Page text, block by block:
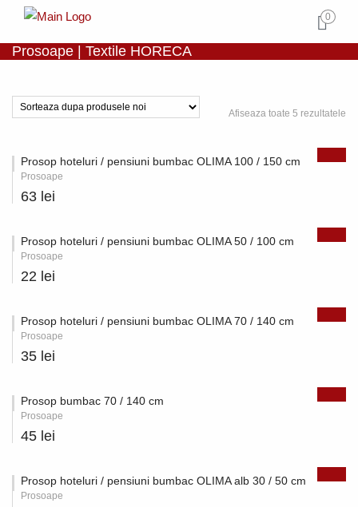
0
Prosoape | Textile HORECA
Afiseaza toate 5 rezultatele
Prosop hoteluri / pensiuni bumbac OLIMA 100 / 150 cm
Prosoape
63 lei
Prosop hoteluri / pensiuni bumbac OLIMA 50 / 100 cm
Prosoape
22 lei
Prosop hoteluri / pensiuni bumbac OLIMA 70 / 140 cm
Prosoape
35 lei
Prosop bumbac 70 / 140 cm
Prosoape
45 lei
Prosop hoteluri / pensiuni bumbac OLIMA alb 30 / 50 cm
Prosoape